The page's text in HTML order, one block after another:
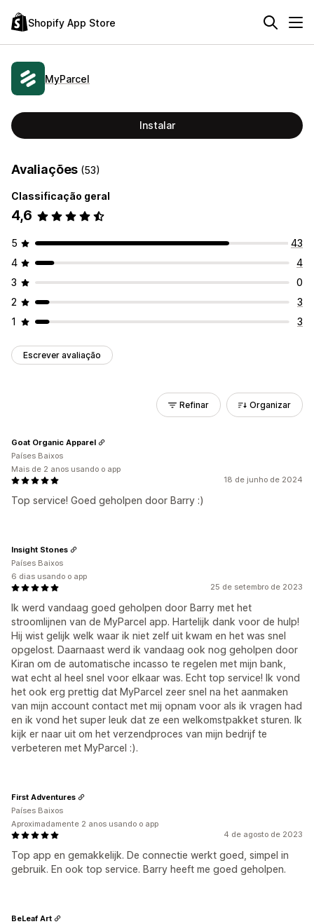
Shopify App Store
MyParcel
Instalar
Avaliações (53)
Classificação geral
4,6
5
43
4
4
3
0
2
3
1
3
Escrever avaliação
Refinar Organizar
18 de junho de 2024
Top service! Goed geholpen door Barry :)
Goat Organic Apparel
Países Baixos
Mais de 2 anos usando o app
25 de setembro de 2023
Ik werd vandaag goed geholpen door Barry met het
stroomlijnen van de MyParcel app. Hartelijk dank voor de hulp!
Hij wist gelijk welk waar ik niet zelf uit kwam en het was snel
opgelost. Daarnaast werd ik vandaag ook nog geholpen door
Kiran om de automatische incasso te regelen met mijn bank,
wat echt al heel snel voor elkaar was. Echt top service! Ik vond
het ook erg prettig dat MyParcel zeer snel na het aanmaken
van mijn account contact met mij opnam voor als ik vragen had
en ik vond het super leuk dat ze een welkomstpakket sturen. Ik
kijk er naar uit om het verzendproces van mijn bedrijf te
verbeteren met MyParcel :).
Insight Stones
Países Baixos
6 dias usando o app
4 de agosto de 2023
Top app en gemakkelijk. De connectie werkt goed, simpel in
gebruik. En ook top service. Barry heeft me goed geholpen.
First Adventures
Países Baixos
Aproximadamente 2 anos usando o app
BeLeaf Art